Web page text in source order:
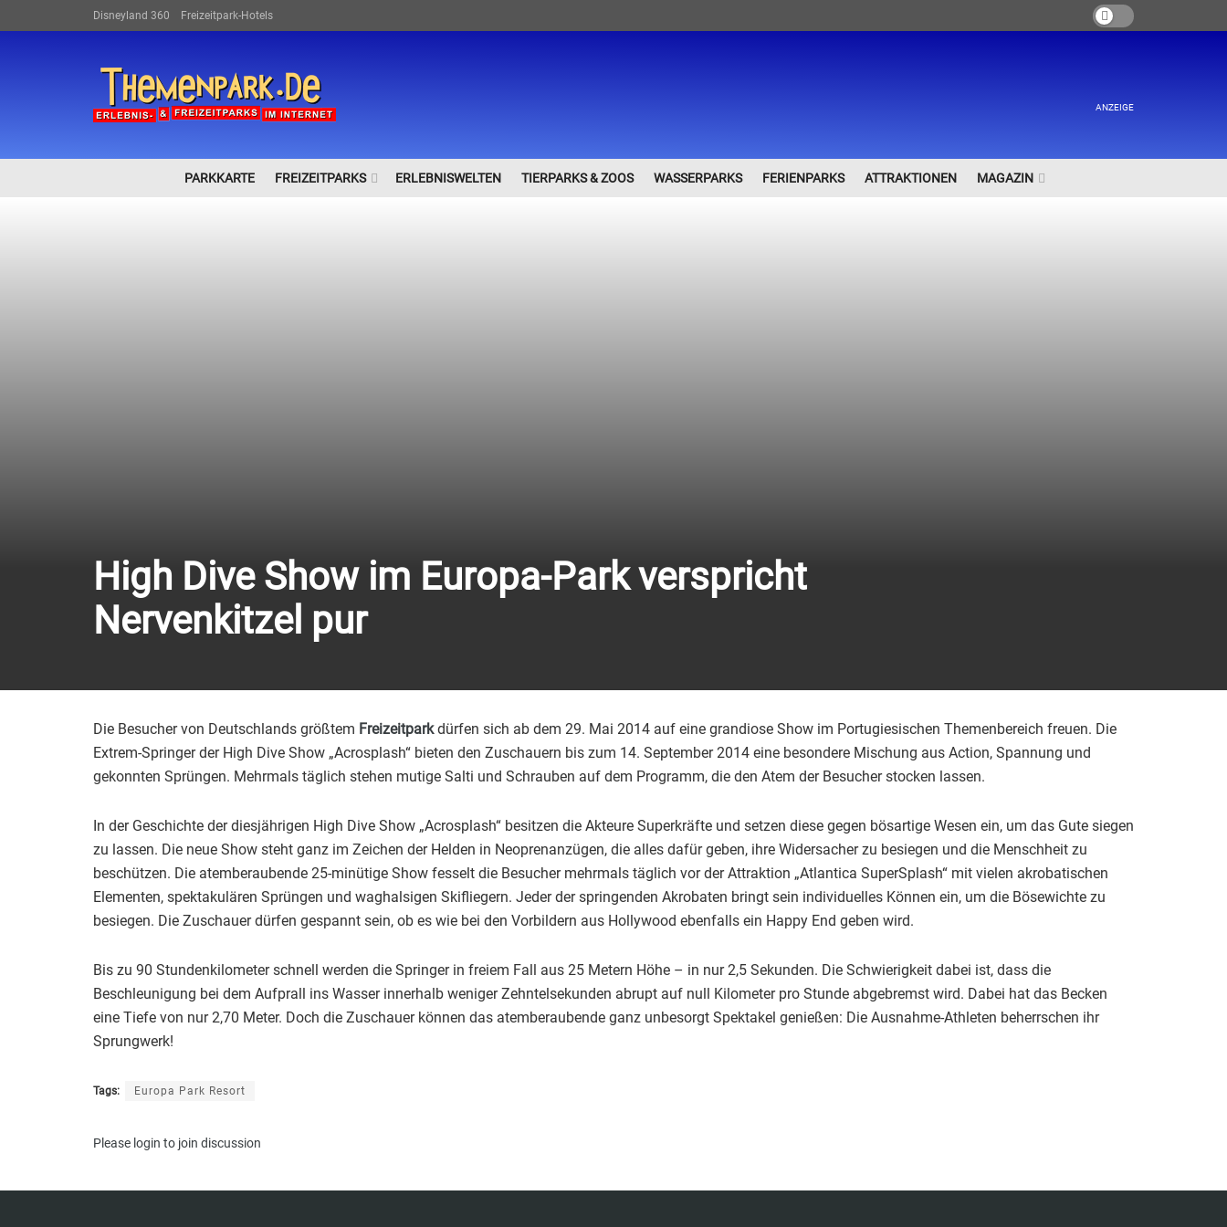
Disneyland 360 Freizeitpark-Hotels
ANZEIGE
PARKKARTE FREIZEITPARKS ERLEBNISWELTEN TIERPARKS & ZOOS WASSERPARKS FERIENPARKS ATTRAKTIONEN MAGAZIN
High Dive Show im Europa-Park verspricht
Nervenkitzel pur
Die Besucher von Deutschlands größtem Freizeitparkdürfen sich ab dem 29. Mai 2014 auf eine grandiose Show im Portugiesischen Themenbereich freuen. Die
Extrem-Springer der High Dive Show „Acrosplash“ bieten den Zuschauern bis zum 14. September 2014 eine besondere Mischung aus Action, Spannung und
gekonnten Sprüngen. Mehrmals täglich stehen mutige Salti und Schrauben auf dem Programm, die den Atem der Besucher stocken lassen.
In der Geschichte der diesjährigen High Dive Show „Acrosplash“ besitzen die Akteure Superkräfte und setzen diese gegen bösartige Wesen ein, um das Gute siegen
zu lassen. Die neue Show steht ganz im Zeichen der Helden in Neoprenanzügen, die alles dafür geben, ihre Widersacher zu besiegen und die Menschheit zu
beschützen. Die atemberaubende 25-minütige Show fesselt die Besucher mehrmals täglich vor der Attraktion „Atlantica SuperSplash“ mit vielen akrobatischen
Elementen, spektakulären Sprüngen und waghalsigen Skifliegern. Jeder der springenden Akrobaten bringt sein individuelles Können ein, um die Bösewichte zu
besiegen. Die Zuschauer dürfen gespannt sein, ob es wie bei den Vorbildern aus Hollywood ebenfalls ein Happy End geben wird.
Bis zu 90 Stundenkilometer schnell werden die Springer in freiem Fall aus 25 Metern Höhe – in nur 2,5 Sekunden. Die Schwierigkeit dabei ist, dass die
Beschleunigung bei dem Aufprall ins Wasser innerhalb weniger Zehntelsekunden abrupt auf null Kilometer pro Stunde abgebremst wird. Dabei hat das Becken
eine Tiefe von nur 2,70 Meter. Doch die Zuschauer können das atemberaubende ganz unbesorgt Spektakel genießen: Die Ausnahme-Athleten beherrschen ihr
Sprungwerk!
Tags: Europa Park Resort
Please login to join discussion